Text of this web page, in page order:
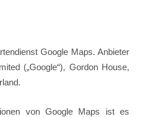
Google Maps. Anbieter
(„Google“), Gordon House,
von Google Maps ist es